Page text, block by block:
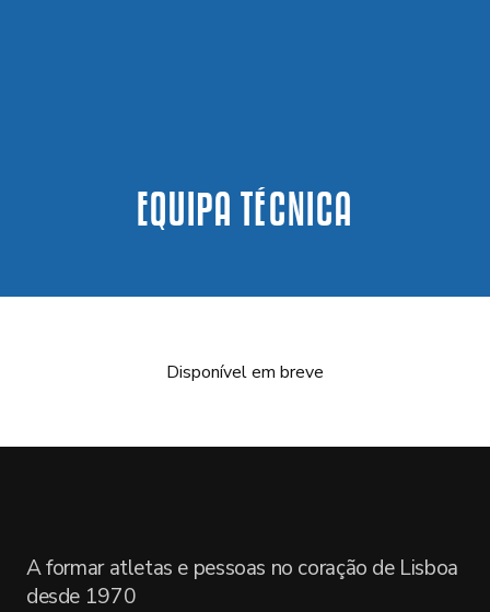
EQUIPA TÉCNICA
Disponível em breve
A formar atletas e pessoas no coração de Lisboa
desde 1970